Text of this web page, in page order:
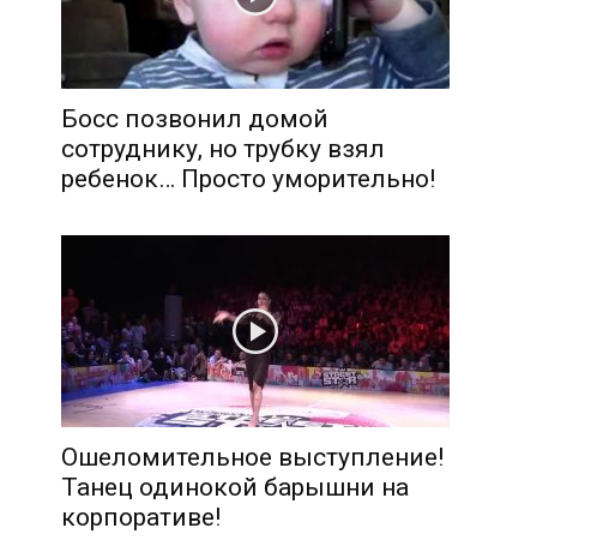
Босс позвонил домой
сотруднику, но трубку взял
ребенок… Просто уморительно!
Ошеломительное выступление!
Танец одинокой барышни на
корпоративе!